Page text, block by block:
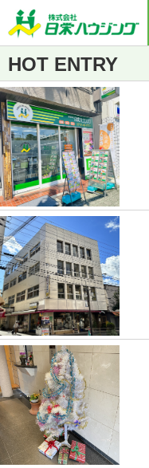
HOT ENTRY